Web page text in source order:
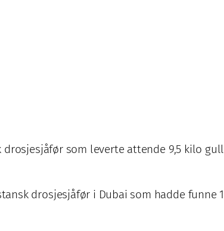
som leverte attende 9,5 kilo
drosjesjåfør i Dubai som hadde funne